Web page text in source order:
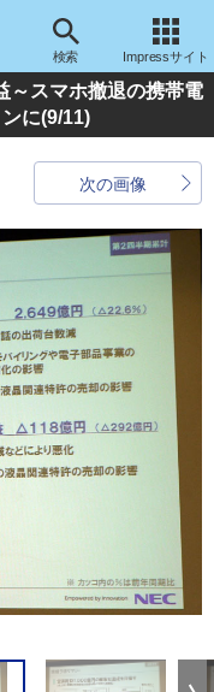
検索 Impressサイト
～スマホ撤退の携帯電
に(9/11)
次の画像